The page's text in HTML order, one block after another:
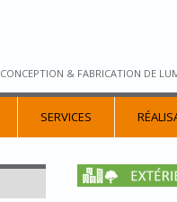
CONCEPTION & FABRICATION DE
SERVICES